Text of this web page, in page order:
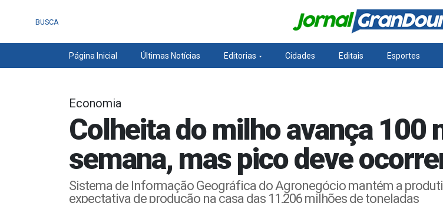
BUSCA
Página Inicial Últimas Notícias Editorias Cidades Editais Esportes
Economia
Colheita do milho avança 100
semana, mas pico deve
Sistema de Informação Geográfica do Agronegócio mantém a
expectativa de produção na casa das 11,206 milhões de toneladas